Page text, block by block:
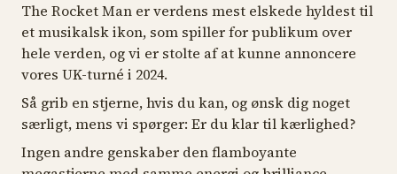
The Rocket Man er verdens mest elskede hyldest til
et musikalsk ikon, som spiller for publikum over
hele verden, og vi er stolte af at kunne annoncere
vores UK-turné i 2024.
Så grib en stjerne, hvis du kan, og ønsk dig noget
særligt, mens vi spørger: Er du klar til kærlighed?
Ingen andre genskaber den flamboyante